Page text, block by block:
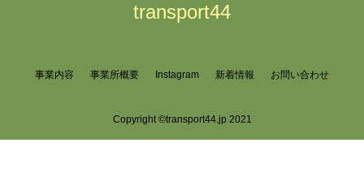
transport44
事業内容 事業所概要 Instagram 新着情報 お問い合わせ
Copyright ©transport44.jp 2021